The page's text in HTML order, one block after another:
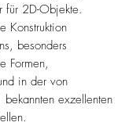
für 2D-Objekte.
Konstruktion
besonders
Formen,
in der von
exzellenten